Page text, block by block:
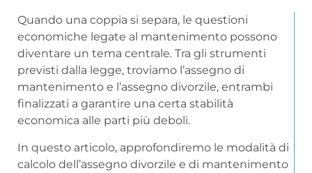
Quando una coppia si separa, le questioni
economiche legate al mantenimento possono
diventare un tema centrale. Tra gli strumenti
previsti dalla legge, troviamo l’assegno di
mantenimento e l’assegno divorzile, entrambi
finalizzati a garantire una certa stabilità
economica alle parti più deboli.
In questo articolo, approfondiremo le modalità di
calcolo dell’assegno divorzile e di mantenimento